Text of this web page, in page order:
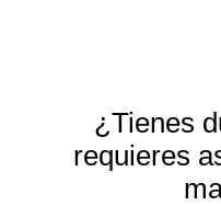
¿Tienes
requieres